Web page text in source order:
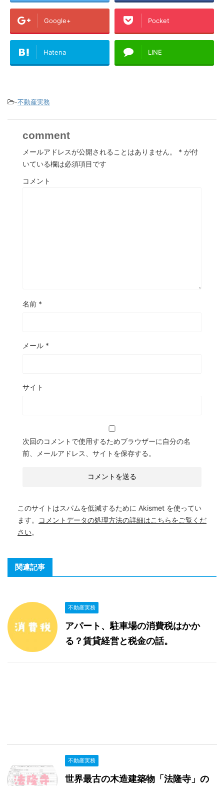
Google+ Pocket
Hatena LINE
-不動産実務
comment
メールアドレスが公開されることはありません。 * が付
いている欄は必須項目です
コメント
名前 *
メール *
サイト
次回のコメントで使用するためブラウザーに自分の名
前、メールアドレス、サイトを保存する。
このサイトはスパムを低減するために Akismet を使ってい
ます。
コメントデータの処理方法の詳細はこちらをご覧くだ
さい。
関連記事
不動産実務
アパート、駐車場の消費税はかか
る？賃貸経営と税金の話。
不動産実務
世界最古の木造建築物「法隆寺」の